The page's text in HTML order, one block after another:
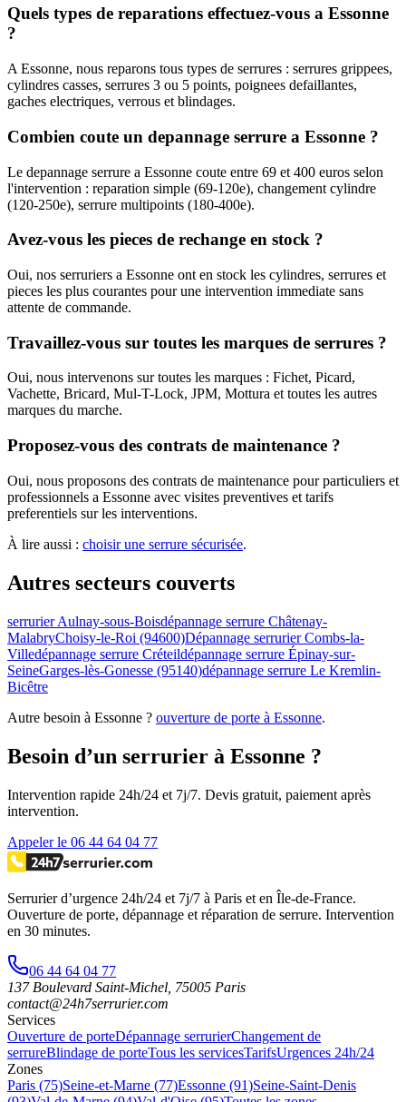
Quels types de reparations effectuez-vous a Essonne
?
A Essonne, nous reparons tous types de serrures : serrures grippees,
cylindres casses, serrures 3 ou 5 points, poignees defaillantes,
gaches electriques, verrous et blindages.
Combien coute un depannage serrure a Essonne ?
Le depannage serrure a Essonne coute entre 69 et 400 euros selon
l'intervention : reparation simple (69-120e), changement cylindre
(120-250e), serrure multipoints (180-400e).
Avez-vous les pieces de rechange en stock ?
Oui, nos serruriers a Essonne ont en stock les cylindres, serrures et
pieces les plus courantes pour une intervention immediate sans
attente de commande.
Travaillez-vous sur toutes les marques de serrures ?
Oui, nous intervenons sur toutes les marques : Fichet, Picard,
Vachette, Bricard, Mul-T-Lock, JPM, Mottura et toutes les autres
marques du marche.
Proposez-vous des contrats de maintenance ?
Oui, nous proposons des contrats de maintenance pour particuliers et
professionnels a Essonne avec visites preventives et tarifs
preferentiels sur les interventions.
À lire aussi : choisir une serrure sécurisée.
Autres secteurs couverts
serrurier Aulnay-sous-Boisdépannage serrure Châtenay-
MalabryChoisy-le-Roi (94600)Dépannage serrurier Combs-la-
Villedépannage serrure Créteildépannage serrure Épinay-sur-
SeineGarges-lès-Gonesse (95140)dépannage serrure Le Kremlin-
Bicêtre
Autre besoin à Essonne ? ouverture de porte à Essonne.
Besoin d’un serrurier à Essonne ?
Intervention rapide 24h/24 et 7j/7. Devis gratuit, paiement après
intervention.
Appeler le 06 44 64 04 77
Serrurier d’urgence 24h/24 et 7j/7 à Paris et en Île-de-France.
Ouverture de porte, dépannage et réparation de serrure. Intervention
en 30 minutes.
06 44 64 04 77
137 Boulevard Saint-Michel 75005 Paris
contact@24h7serrurier.com
Services
Ouverture de porteDépannage serrurierChangement de
serrureBlindage de porteTous les servicesTarifsUrgences 24h/24
Zones
Paris (75)Seine-et-Marne (77)Essonne (91)Seine-Saint-Denis